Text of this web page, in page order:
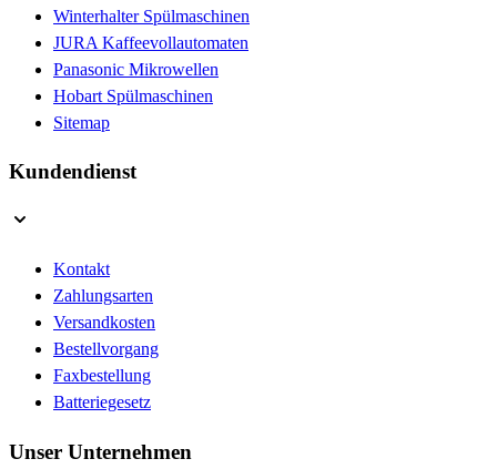
Winterhalter Spülmaschinen
JURA Kaffeevollautomaten
Panasonic Mikrowellen
Hobart Spülmaschinen
Sitemap
Kundendienst
Kontakt
Zahlungsarten
Versandkosten
Bestellvorgang
Faxbestellung
Batteriegesetz
Unser Unternehmen